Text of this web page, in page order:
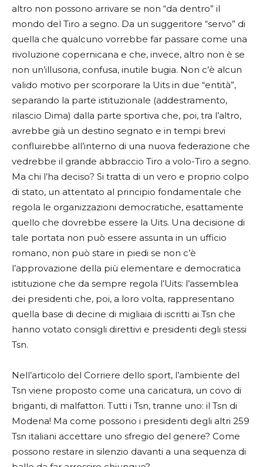
altro non possono arrivare se non “da dentro” il
mondo del Tiro a segno. Da un suggeritore “servo” di
quella che qualcuno vorrebbe far passare come una
rivoluzione copernicana e che, invece, altro non è se
non un’illusoria, confusa, inutile bugia. Non c’è alcun
valido motivo per scorporare la Uits in due “entità”,
separando la parte istituzionale (addestramento,
rilascio Dima) dalla parte sportiva che, poi, tra l’altro,
avrebbe già un destino segnato e in tempi brevi
confluirebbe all’interno di una nuova federazione che
vedrebbe il grande abbraccio Tiro a volo-Tiro a segno.
Ma chi l’ha deciso? Si tratta di un vero e proprio colpo
di stato, un attentato al principio fondamentale che
regola le organizzazioni democratiche, esattamente
quello che dovrebbe essere la Uits. Una decisione di
tale portata non può essere assunta in un ufficio
romano, non può stare in piedi se non c’è
l’approvazione della più elementare e democratica
istituzione che da sempre regola l’Uits: l’assemblea
dei presidenti che, poi, a loro volta, rappresentano
quella base di decine di migliaia di iscritti ai Tsn che
hanno votato consigli direttivi e presidenti degli stessi
Tsn.
Nell’articolo del Corriere dello sport, l’ambiente del
Tsn viene proposto come una caricatura, un covo di
briganti, di malfattori. Tutti i Tsn, tranne uno: il Tsn di
Modena! Ma come possono i presidenti degli altri 259
Tsn italiani accettare uno sfregio del genere? Come
possono restare in silenzio davanti a una sequenza di